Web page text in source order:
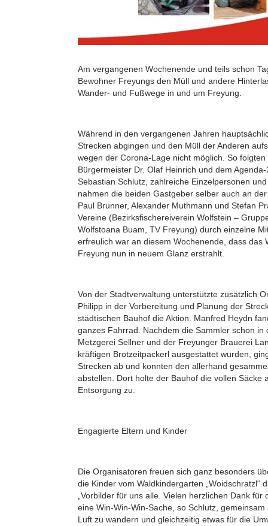
Am vergangenen Wochenende und teils schon
Bewohner Freyungs den Müll und andere
Wander- und Fußwege in und um Freyung.
Während in den vergangenen Jahren
Strecken abgingen und den Müll der Anderen
wegen der Corona-Lage nicht möglich. So
Bürgermeister Dr. Olaf Heinrich und dem
Sebastian Schlutz, zahlreiche Einzelpersonen
nahmen die beiden Gastgeber selber auch an
Paul Brunner, Alexander Muthmann und Stefan
Vereine (Bezirksfischereiverein Wolfstein –
Wolfstoana Buam, TV Freyung) durch einzelne
erfreulich war an diesem Wochenende, dass das
Freyung nun in neuem Glanz erstrahlt.
Von der Stadtverwaltung unterstützte zusätzlich
Philipp in der Vorbereitung und Planung der
städtischen Bauhof die Aktion. Manfred Heydn
ganzes Fahrrad. Nachdem die Sammler schon in
Metzgerei Sellner und der Freyunger Brauerei
kräftigen Brotzeitpackerl ausgestattet wurden,
Strecken ab und konnten den allerhand
abstellen. Dort holte der Bauhof die vollen Säcke
Entsorgung zu.
Engagierte Eltern und Kinder
Die Organisatoren freuen sich ganz besonders
die Kinder vom Waldkindergarten „Woidschratzl“
„Vorbilder für uns alle. Vielen herzlichen Dank für
eine Win-Win-Win-Sache, so Schlutz,
Luft zu wandern und gleichzeitig etwas für die